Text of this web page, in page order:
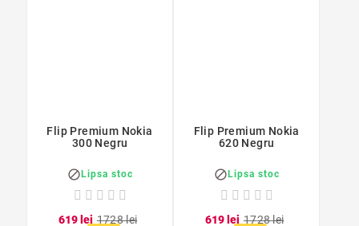
Flip Premium Nokia
300 Negru
 Lipsa stoc
619lei 1728lei
Flip Premium Nokia
620 Negru
 Lipsa stoc
619lei 1728lei